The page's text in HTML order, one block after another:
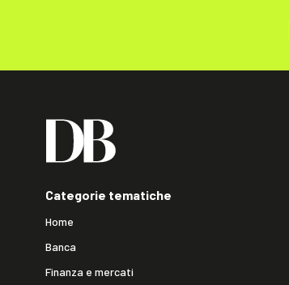
Categorie tematiche
Home
Banca
Finanza e mercati